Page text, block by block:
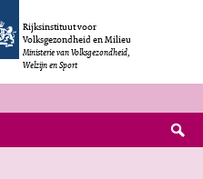
Rijksinstituut voor
Volksgezondheid en Milieu
Ministerie van Volksgezondheid,
Welzijn en Sport